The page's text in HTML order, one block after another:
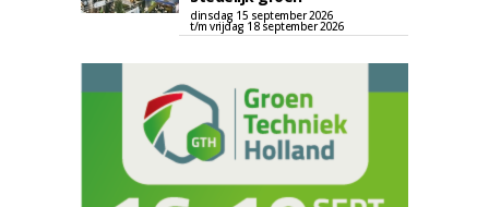
dinsdag 15 september 2026
t/m vrijdag 18 september 2026